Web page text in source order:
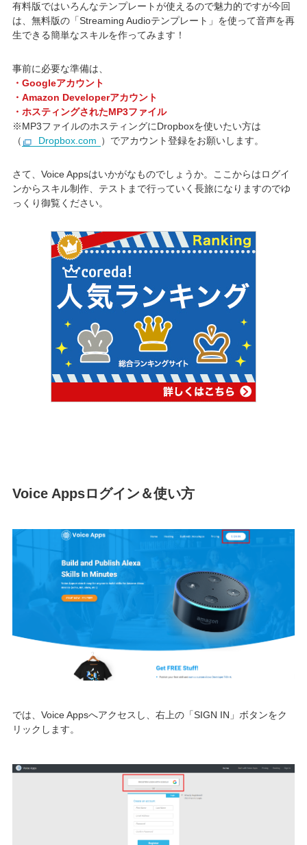
有料版ではいろんなテンプレートが使えるので魅力的ですが今回
は、無料版の「Streaming Audioテンプレート」を使って音声を再
生できる簡単なスキルを作ってみます！
事前に必要な準備は、
・Googleアカウント
・Amazon Developerアカウント
・ホスティングされたMP3ファイル
※MP3ファイルのホスティングにDropboxを使いたい方は
（
Dropbox.com ）でアカウント登録をお願いします。
さて、Voice Appsはいかがなものでしょうか。ここからはログイ
ンからスキル制作、テストまで行っていく長旅になりますのでゆ
っくり御覧ください。
Voice Appsログイン＆使い方
では、Voice Appsへアクセスし、右上の「SIGN IN」ボタンをク
リックします。